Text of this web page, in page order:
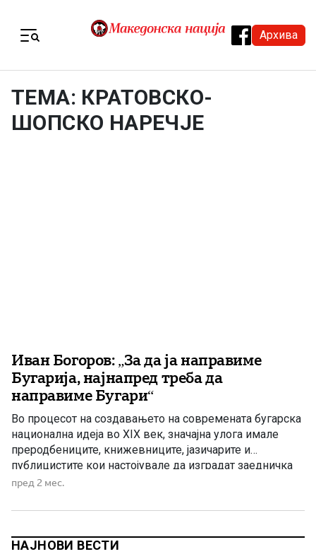
Архива
ТЕМА: КРАТОВСКО-
ШОПСКО НАРЕЧЈЕ
Иван Богоров: „За да ја направиме
Бугарија, најнапред треба да
направиме Бугари“
Во процесот на создавањето на современата бугарска
национална идеја во XIX век, значајна улога имале
преродбениците, книжевниците, јазичарите и
публицистите кои настојувале да изградат заедничка
национална свест и стандарден книжевен јазик. Еден
бугарската историографија го смета за еден од
книжевен јазик. Тој бил […]
пред 2 мес.
НАЈНОВИ ВЕСТИ